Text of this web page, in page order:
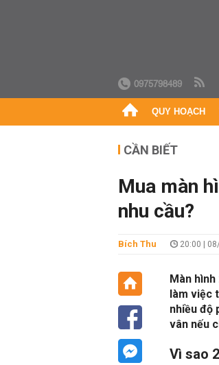
0975798489
QUY HOẠCH
CẦN BIẾT
Mua màn
nhu cầu?
Bích Thu 20:00 |
Màn
làm việc
nhiều độ
vân nếu
Vì sao